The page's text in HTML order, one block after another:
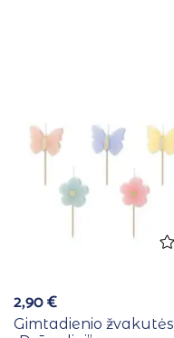
2,90€
Gimtadienio žvakutės